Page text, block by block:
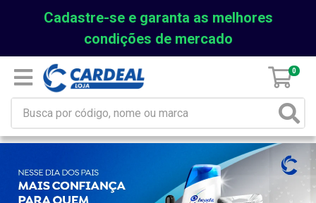
Cadastre-se e garanta as melhores
condições de mercado
0